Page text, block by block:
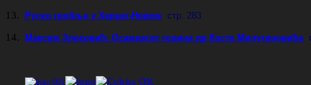
13. Руско гробље у Херцег-Новом стр. 283
14. Максим Злоковић: Осамдесет година др Косте Милутиновића